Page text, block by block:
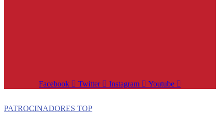
Facebook Twitter Instagram Youtube
PATROCINADORES TOP